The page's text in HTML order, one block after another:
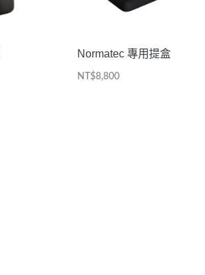
Normatec 專用提盒
NT$8,800